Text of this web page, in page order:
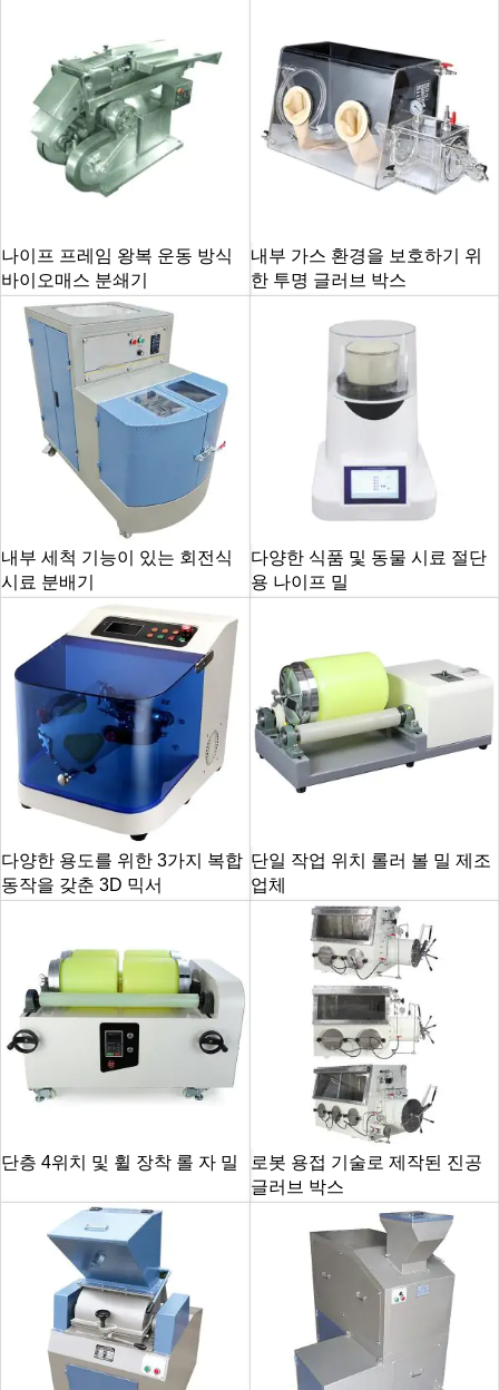
나이프 프레임 왕복 운동 방식
바이오매스 분쇄기
내부 가스 환경을 보호하기 위
한 투명 글러브 박스
내부 세척 기능이 있는 회전식
시료 분배기
다양한 식품 및 동물 시료 절단
용 나이프 밀
다양한 용도를 위한 3가지 복합
동작을 갖춘 3D 믹서
단일 작업 위치 롤러 볼 밀 제조
업체
단층 4위치 및 휠 장착 롤 자 밀
로봇 용접 기술로 제작된 진공
글러브 박스